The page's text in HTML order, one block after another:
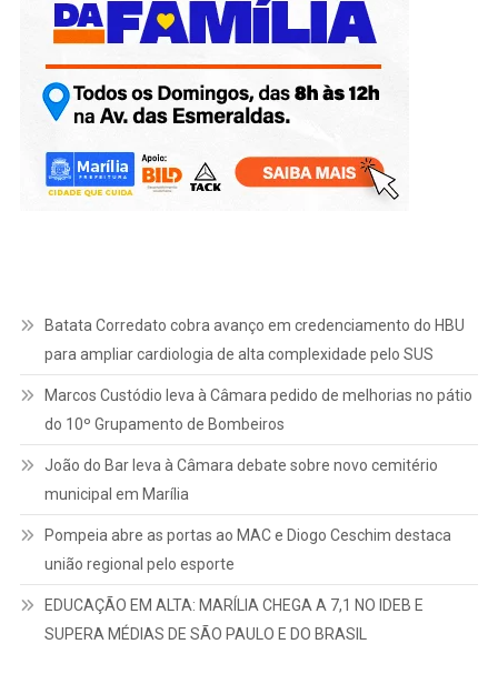
Batata Corredato cobra avanço em credenciamento do HBU
para ampliar cardiologia de alta complexidade pelo SUS
Marcos Custódio leva à Câmara pedido de melhorias no pátio
do 10º Grupamento de Bombeiros
João do Bar leva à Câmara debate sobre novo cemitério
municipal em Marília
Pompeia abre as portas ao MAC e Diogo Ceschim destaca
união regional pelo esporte
EDUCAÇÃO EM ALTA: MARÍLIA CHEGA A 7,1 NO IDEB E
SUPERA MÉDIAS DE SÃO PAULO E DO BRASIL